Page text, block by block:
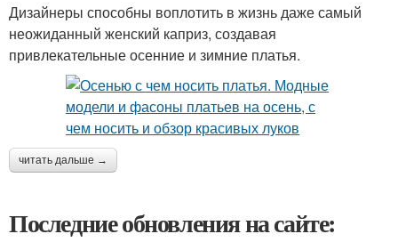
Дизайнеры способны воплотить в жизнь даже самый
неожиданный женский каприз, создавая
привлекательные осенние и зимние платья.
читать дальше →
Последние обновления на сайте: